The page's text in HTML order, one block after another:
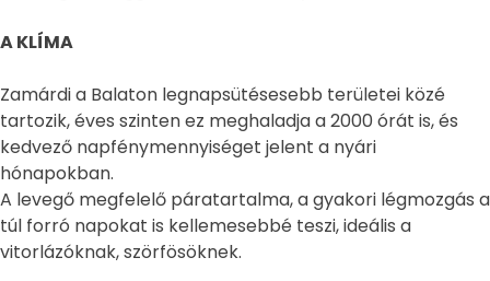
A KLÍMA
Zamárdi a Balaton legnapsütésesebb területei közé
tartozik, éves szinten ez meghaladja a 2000 órát is, és
kedvező napfénymennyiséget jelent a nyári
hónapokban.
A levegő megfelelő páratartalma, a gyakori légmozgás a
túl forró napokat is kellemesebbé teszi, ideális a
vitorlázóknak, szörfösöknek.